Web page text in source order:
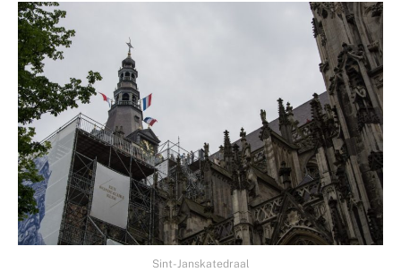
Sint-Janskatedraal